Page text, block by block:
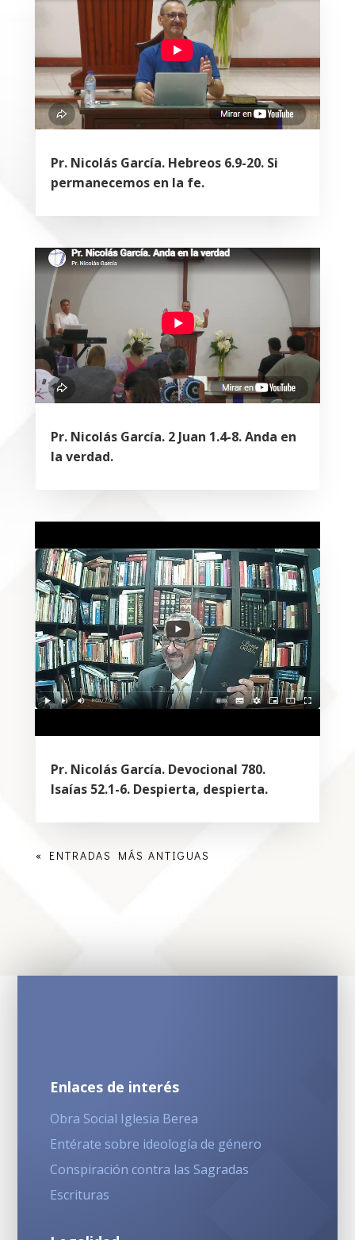
Pr. Nicolás García. Hebreos 6.9-20. Si
permanecemos en la fe.
Pr. Nicolás García. 2 Juan 1.4-8. Anda en
la verdad.
Pr. Nicolás García. Devocional 780.
Isaías 52.1-6. Despierta, despierta.
« ENTRADAS MÁS ANTIGUAS
Enlaces de interés
Obra Social Iglesia Berea
Entérate sobre ideología de género
Conspiración contra las Sagradas
Escrituras